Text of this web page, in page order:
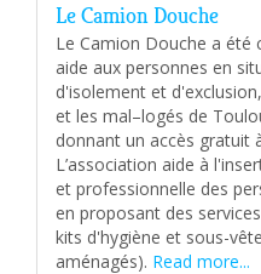
Le Camion Douche
Le Camion Douche a été
aide aux personnes en
d'isolement et
et les mal–logés de
donnant un accès gratuit
L’association aide à
et professionnelle des
en proposant des
kits d'hygiène et sous-
aménagés). Read more...